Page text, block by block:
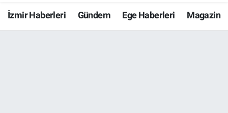
İzmir Haberleri Gündem Ege Haberleri Magazin
Resmi İlanlar